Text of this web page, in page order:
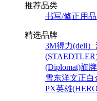
推荐品类
书写/修正用品
精选品牌
3M得力(deli）
(Diplomat)旗
雪东洋文正白
PX英雄